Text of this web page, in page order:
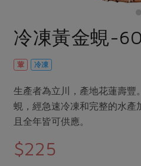
保健食品
美妝保養
家庭清潔
日用品
漬物
主題食譜
年菜食譜
議題活動
主婦聯盟X樂齡網特約優惠案
30%rPET紅烏龍茶
2024農業發展計畫年度報告
更多議題活動
減添加物
公益金
更多議題
生活者e週報
綠主張月刊
社員權益
社務專區
選舉專區
冷凍黃金蜆-
葷 冷凍
生產者為立川，產地花蓮壽豐
蜆，經急速冷凍和完整的水產
且全年皆可供應。
$225